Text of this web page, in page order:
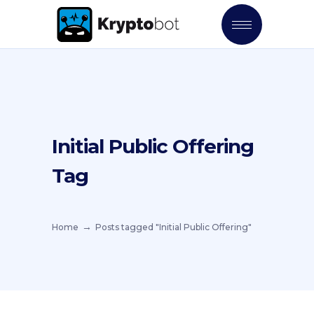
Initial Public Offering
Tag
Home Posts tagged "Initial Public Offering"